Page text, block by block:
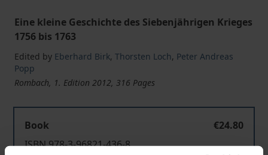
Eine kleine Geschichte des Siebenjährigen Krieges
1756 bis 1763
Edited by Eberhard Birk, Thorsten Loch, Peter Andreas
Popp
Rombach, 1. Edition 2012, 316 Pages
Book
€24.80
ISBN 978-3-96821-436-8